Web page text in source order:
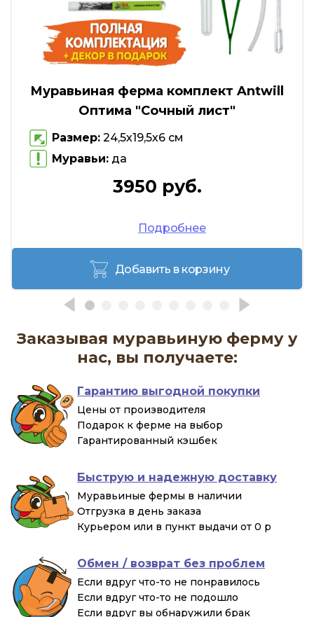
Муравьиная ферма комплект Antwill
Оптима "Сочный лист"
Размер: 24,5х19,5х6 см
Муравьи: да
3950 руб.
Подробнее
Добавить в корзину
Заказывая муравьиную ферму у
нас, вы получаете:
Гарантию выгодной покупки
Цены от производителя
Подарок к ферме на выбор
Гарантированный кэшбек
Быструю и надежную доставку
Муравьиные фермы в наличии
Отгрузка в день заказа
Курьером или в пункт выдачи от 0 р
Обмен / возврат без проблем
Если вдруг что-то не понравилось
Если вдруг что-то не подошло
Если вдруг вы обнаружили брак